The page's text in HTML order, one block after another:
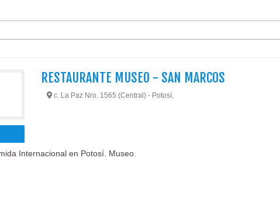
RESTAURANTE MUSEO - SAN MARCOS
c. La Paz Nro. 1565 (Central) - Potosí,
Internacional en Potosí. Museo.